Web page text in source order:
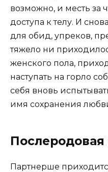
возможно, и месть за
доступа к телу. И
для обид, упреков,
тяжело ни
женского пола,
наступать на горло
себя вновь
имя сохранения
Партнерше